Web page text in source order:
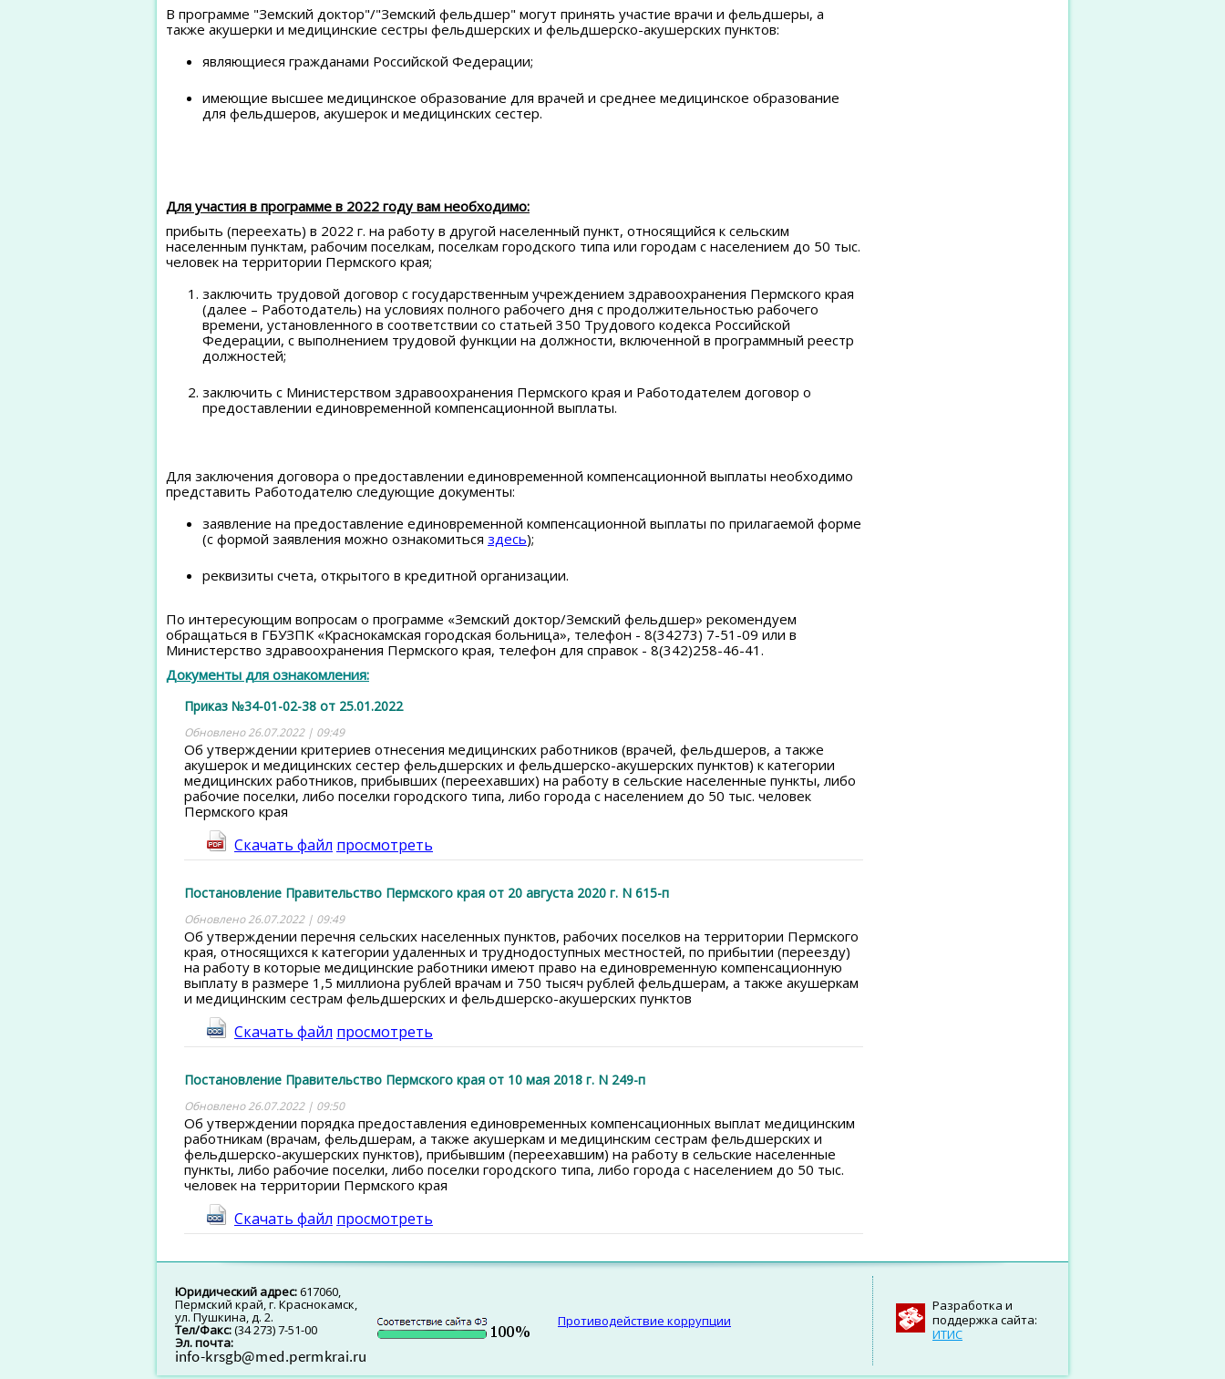
В программе "Земский доктор"/"Земский фельдшер" могут принять участие врачи и фельдшеры, а
также акушерки и медицинские сестры фельдшерских и фельдшерско-акушерских пунктов:
являющиеся гражданами Российской Федерации;
имеющие высшее медицинское образование для врачей и среднее медицинское образование
для фельдшеров, акушерок и медицинских сестер.
Для участия в программе в 2022 году вам необходимо:
прибыть (переехать) в 2022 г. на работу в другой населенный пункт, относящийся к сельским
населенным пунктам, рабочим поселкам, поселкам городского типа или городам с населением до 50 тыс.
человек на территории Пермского края;
заключить трудовой договор с государственным учреждением здравоохранения Пермского края
(далее – Работодатель) на условиях полного рабочего дня с продолжительностью рабочего
времени, установленного в соответствии со статьей 350 Трудового кодекса Российской
Федерации, с выполнением трудовой функции на должности, включенной в программный реестр
должностей;
заключить с Министерством здравоохранения Пермского края и Работодателем договор о
предоставлении единовременной компенсационной выплаты.
Для заключения договора о предоставлении единовременной компенсационной выплаты необходимо
представить Работодателю следующие документы:
заявление на предоставление единовременной компенсационной выплаты по прилагаемой форме
(с формой заявления можно ознакомиться здесь);
реквизиты счета, открытого в кредитной организации.
По интересующим вопросам о программе «Земский доктор/Земский фельдшер» рекомендуем
обращаться в ГБУЗПК «Краснокамская городская больница», телефон - 8(34273) 7-51-09 или в
Министерство здравоохранения Пермского края, телефон для справок - 8(342)258-46-41.
Документы для ознакомления:
Приказ №34-01-02-38 от 25.01.2022
Обновлено 26.07.2022 | 09:49
Об утверждении критериев отнесения медицинских работников (врачей, фельдшеров, а также
акушерок и медицинских сестер фельдшерских и фельдшерско-акушерских пунктов) к категории
медицинских работников, прибывших (переехавших) на работу в сельские населенные пункты, либо
рабочие поселки, либо поселки городского типа, либо города с населением до 50 тыс. человек
Пермского края
Скачать файл просмотреть
Постановление Правительство Пермского края от 20 августа 2020 г. N 615-п
Обновлено 26.07.2022 | 09:49
Об утверждении перечня сельских населенных пунктов, рабочих поселков на территории Пермского
края, относящихся к категории удаленных и труднодоступных местностей, по прибытии (переезду)
на работу в которые медицинские работники имеют право на единовременную компенсационную
выплату в размере 1,5 миллиона рублей врачам и 750 тысяч рублей фельдшерам, а также акушеркам
и медицинским сестрам фельдшерских и фельдшерско-акушерских пунктов
Скачать файл просмотреть
Постановление Правительство Пермского края от 10 мая 2018 г. N 249-п
Обновлено 26.07.2022 | 09:50
Об утверждении порядка предоставления единовременных компенсационных выплат медицинским
работникам (врачам, фельдшерам, а также акушеркам и медицинским сестрам фельдшерских и
фельдшерско-акушерских пунктов), прибывшим (переехавшим) на работу в сельские населенные
пункты, либо рабочие поселки, либо поселки городского типа, либо города с населением до 50 тыс.
человек на территории Пермского края
Скачать файл просмотреть
Юридический адрес:617060,
Пермский край, г. Краснокамск,
ул. Пушкина, д. 2.
Тел/Факс:(34 273) 7-51-00
Эл. почта:
Противодействие коррупции
Разработка и
поддержка сайта:
ИТИС